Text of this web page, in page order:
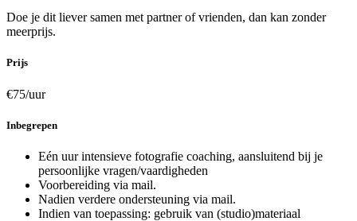
Doe je dit liever samen met partner of vrienden, dan kan zonder
meerprijs.
Prijs
€75/uur
Inbegrepen
Eén uur intensieve fotografie coaching, aansluitend bij je
persoonlijke vragen/vaardigheden
Voorbereiding via mail.
Nadien verdere ondersteuning via mail.
Indien van toepassing: gebruik van (studio)materiaal